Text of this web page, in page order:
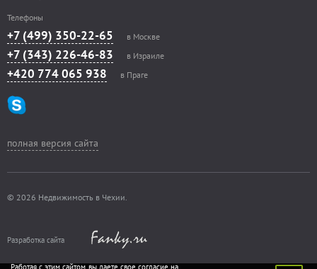
Телефоны
+7 (499) 350-22-65 в Москве
+7 (343) 226-46-83 в Израиле
+420 774 065 938 в Праге
полная версия сайта
© 2026 Недвижимость в Чехии.
Разработка сайта
Работая с этим сайтом, вы даете свое согласие на